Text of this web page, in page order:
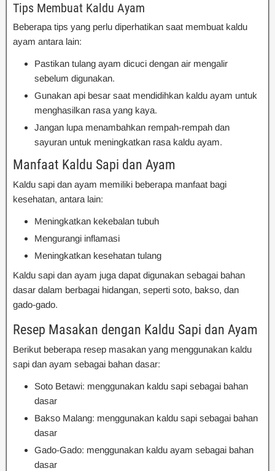
Tips Membuat Kaldu Ayam
Beberapa tips yang perlu diperhatikan saat membuat kaldu
ayam antara lain:
Pastikan tulang ayam dicuci dengan air mengalir
sebelum digunakan.
Gunakan api besar saat mendidihkan kaldu ayam untuk
menghasilkan rasa yang kaya.
Jangan lupa menambahkan rempah-rempah dan
sayuran untuk meningkatkan rasa kaldu ayam.
Manfaat Kaldu Sapi dan Ayam
Kaldu sapi dan ayam memiliki beberapa manfaat bagi
kesehatan, antara lain:
Meningkatkan kekebalan tubuh
Mengurangi inflamasi
Meningkatkan kesehatan tulang
Kaldu sapi dan ayam juga dapat digunakan sebagai bahan
dasar dalam berbagai hidangan, seperti soto, bakso, dan
gado-gado.
Resep Masakan dengan Kaldu Sapi dan Ayam
Berikut beberapa resep masakan yang menggunakan kaldu
sapi dan ayam sebagai bahan dasar:
Soto Betawi: menggunakan kaldu sapi sebagai bahan
dasar
Bakso Malang: menggunakan kaldu sapi sebagai bahan
dasar
Gado-Gado: menggunakan kaldu ayam sebagai bahan
dasar